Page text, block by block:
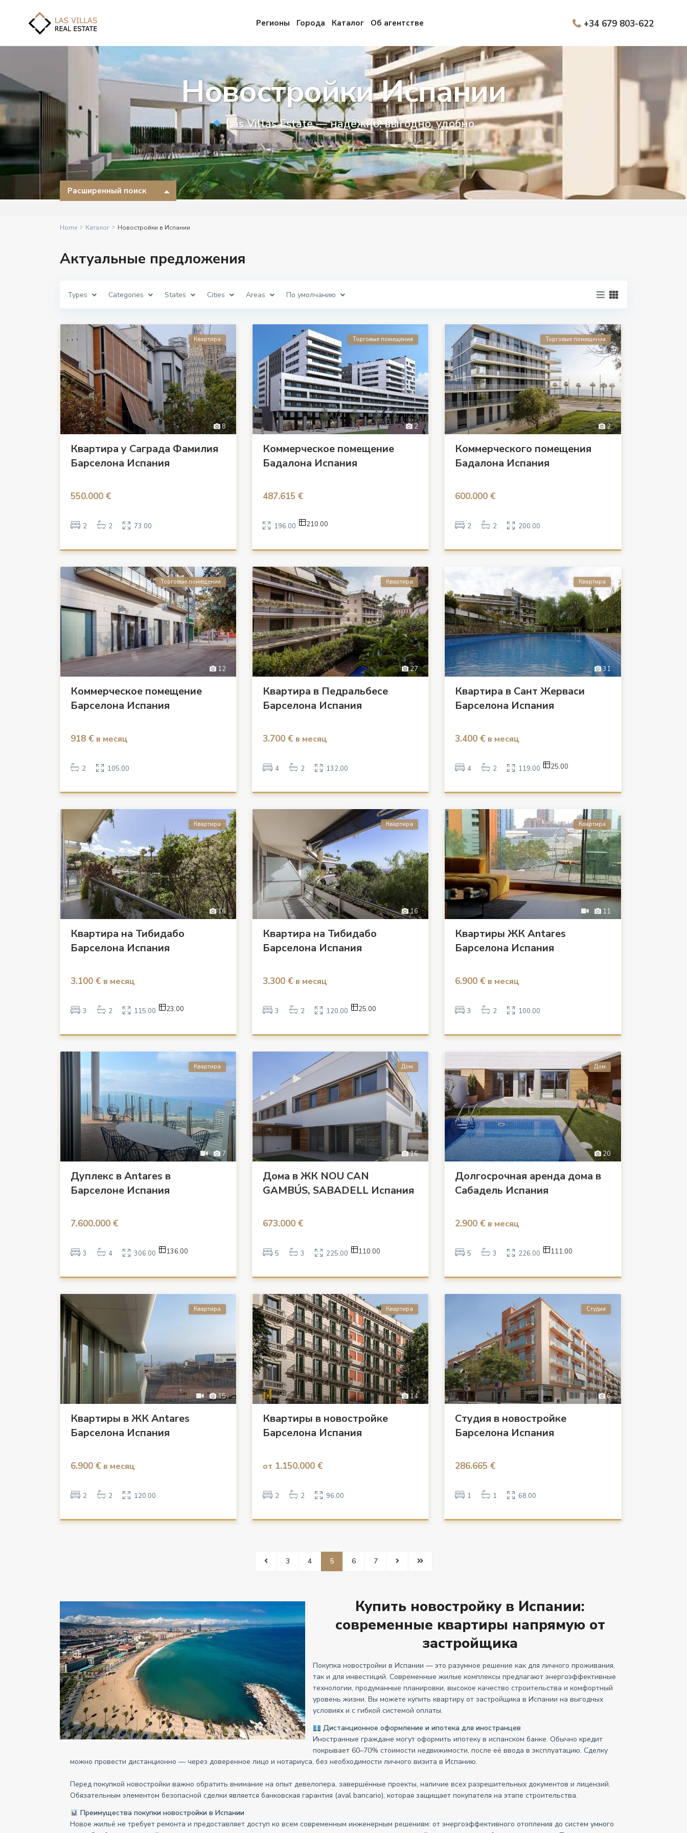
Регионы Города Каталог Об агентстве +34 679 803-622
Новостройки Испании
Las Villas Estate — надёжно, выгодно, удобно.
Расширенный поиск
Home Каталог Новостройки в Испании
Актуальные предложения
Types Categories States Cities Areas По умолчанию
8
Квартира
Квартира у Саграда Фамилия
Барселона Испания
550.000 €
2 2 73.00
2
Торговые помещения
Коммерческое помещение
Бадалона Испания
487.615 €
196.00 210.00
2
Торговые помещения
Коммерческого помещения
Бадалона Испания
600.000 €
2 2 200.00
12
Торговые помещения
Коммерческое помещение
Барселона Испания
918 € в месяц
2 105.00
27
Квартира
Квартира в Педральбесе
Барселона Испания
3.700 € в месяц
4 2 132.00
31
Квартира
Квартира в Сант Жерваси
Барселона Испания
3.400 € в месяц
4 2 119.00 25.00
16
Квартира
Квартира на Тибидабо
Барселона Испания
3.100 € в месяц
3 2 115.00 23.00
16
Квартира
Квартира на Тибидабо
Барселона Испания
3.300 € в месяц
3 2 120.00 25.00
11
Квартира
Квартиры ЖК Antares
Барселона Испания
6.900 € в месяц
3 2 100.00
7
Квартира
Дуплекс в Antares в
Барселоне Испания
7.600.000 €
3 4 306.00 136.00
16
Дом
Дома в ЖК NOU CAN
GAMBÚS, SABADELL Испания
673.000 €
5 3 225.00 110.00
20
Дом
Долгосрочная аренда дома в
Сабадель Испания
2.900 € в месяц
5 3 226.00 111.00
15
Квартира
Квартиры в ЖК Antares
Барселона Испания
6.900 € в месяц
2 2 120.00
14
Квартира
Квартиры в новостройке
Барселона Испания
от 1.150.000 €
2 2 96.00
6
Студия
Студия в новостройке
Барселона Испания
286.665 €
1 1 68.00
3 4 5 6 7
Купить новостройку в Испании:
современные квартиры напрямую от
застройщика
Покупка новостройки в Испании — это разумное решение как для личного проживания,
так и для инвестиций. Современные жилые комплексы предлагают энергоэффективные
технологии, продуманные планировки, высокое качество строительства и комфортный
уровень жизни. Вы можете купить квартиру от застройщика в Испании на выгодных
условиях и с гибкой системой оплаты.
Дистанционное оформление и ипотека для иностранцев
Иностранные граждане могут оформить ипотеку в испанском банке. Обычно кредит
покрывает 60–70% стоимости недвижимости, после её ввода в эксплуатацию. Сделку
можно провести дистанционно — через доверенное лицо и нотариуса, без необходимости личного визита в Испанию.
Перед покупкой новостройки важно обратить внимание на опыт девелопера, завершённые проекты, наличие всех разрешительных документов и лицензий.
Обязательным элементом безопасной сделки является банковская гарантия (aval bancario), которая защищает покупателя на этапе строительства.
Преимущества покупки новостройки в Испании
Новое жильё не требует ремонта и предоставляет доступ ко всем современным инженерным решениям: от энергоэффективного отопления до систем умного